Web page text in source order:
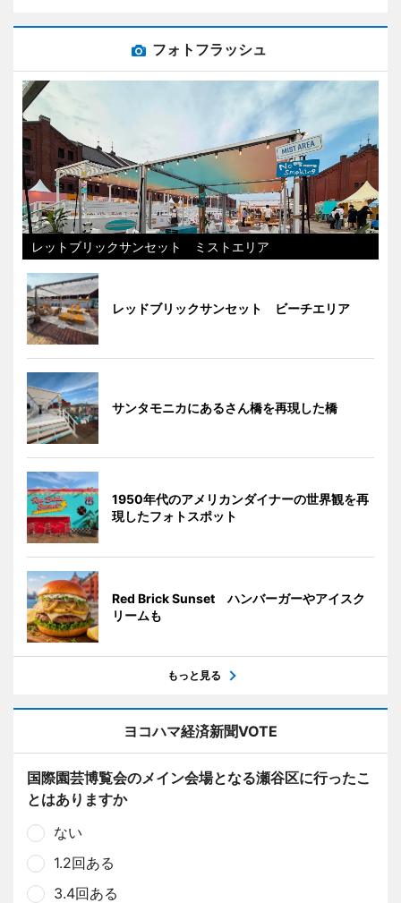
フォトフラッシュ
レットブリックサンセット ミストエリア
レッドブリックサンセット ビーチエリア
サンタモニカにあるさん橋を再現した橋
1950年代のアメリカンダイナーの世界観を再
現したフォトスポット
Red Brick Sunset ハンバーガーやアイスク
リームも
もっと見る
ヨコハマ経済新聞VOTE
国際園芸博覧会のメイン会場となる瀬谷区に行ったこ
とはありますか
ない
1.2回ある
3.4回ある